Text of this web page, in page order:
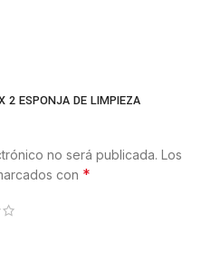
2 ESPONJA DE LIMPIEZA
no será publicada. Los
con *